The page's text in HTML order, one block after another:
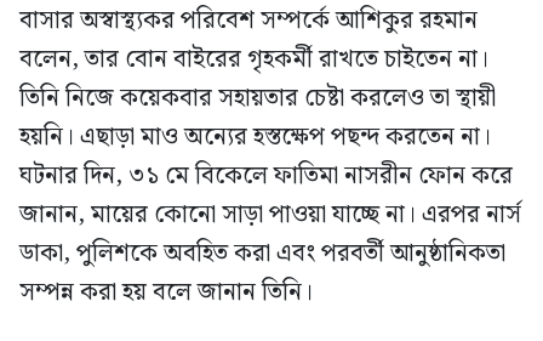
বাসার অস্বাস্থ্যকর পরিবেশ সম্পর্কে আশিকুর রহমান
বলেন, তার বোন বাইরের গৃহকর্মী রাখতে চাইতেন না।
তিনি নিজে কয়েকবার সহায়তার চেষ্টা করলেও তা স্থায়ী
হয়নি। এছাড়া মাও অন্যের হস্তক্ষেপ পছন্দ করতেন না।
ঘটনার দিন, ৩১ মে বিকেলে ফাতিমা নাসরীন ফোন করে
জানান, মায়ের কোনো সাড়া পাওয়া যাচ্ছে না। এরপর নার্স
ডাকা, পুলিশকে অবহিত করা এবং পরবর্তী আনুষ্ঠানিকতা
সম্পন্ন করা হয় বলে জানান তিনি।